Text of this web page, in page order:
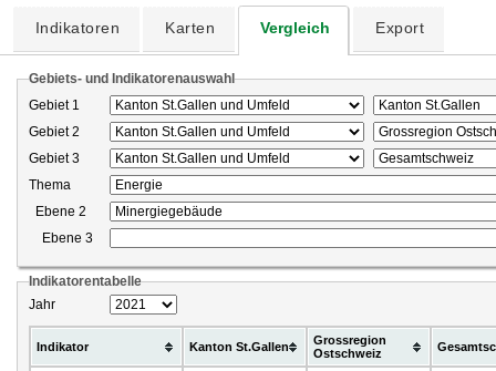
Indikatoren Karten Vergleich Export
Gebiets- und Indikatorenauswahl
Gebiet 1
Gebiet 2
Gebiet 3
Thema
Ebene 2
Ebene 3
Indikatorentabelle
Jahr
Indikator Kanton St.Gallen
Grossregion
Ostschweiz